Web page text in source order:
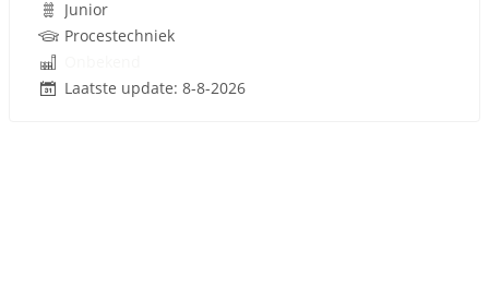
Junior
Procestechniek
Laatste update: 8-8-2026